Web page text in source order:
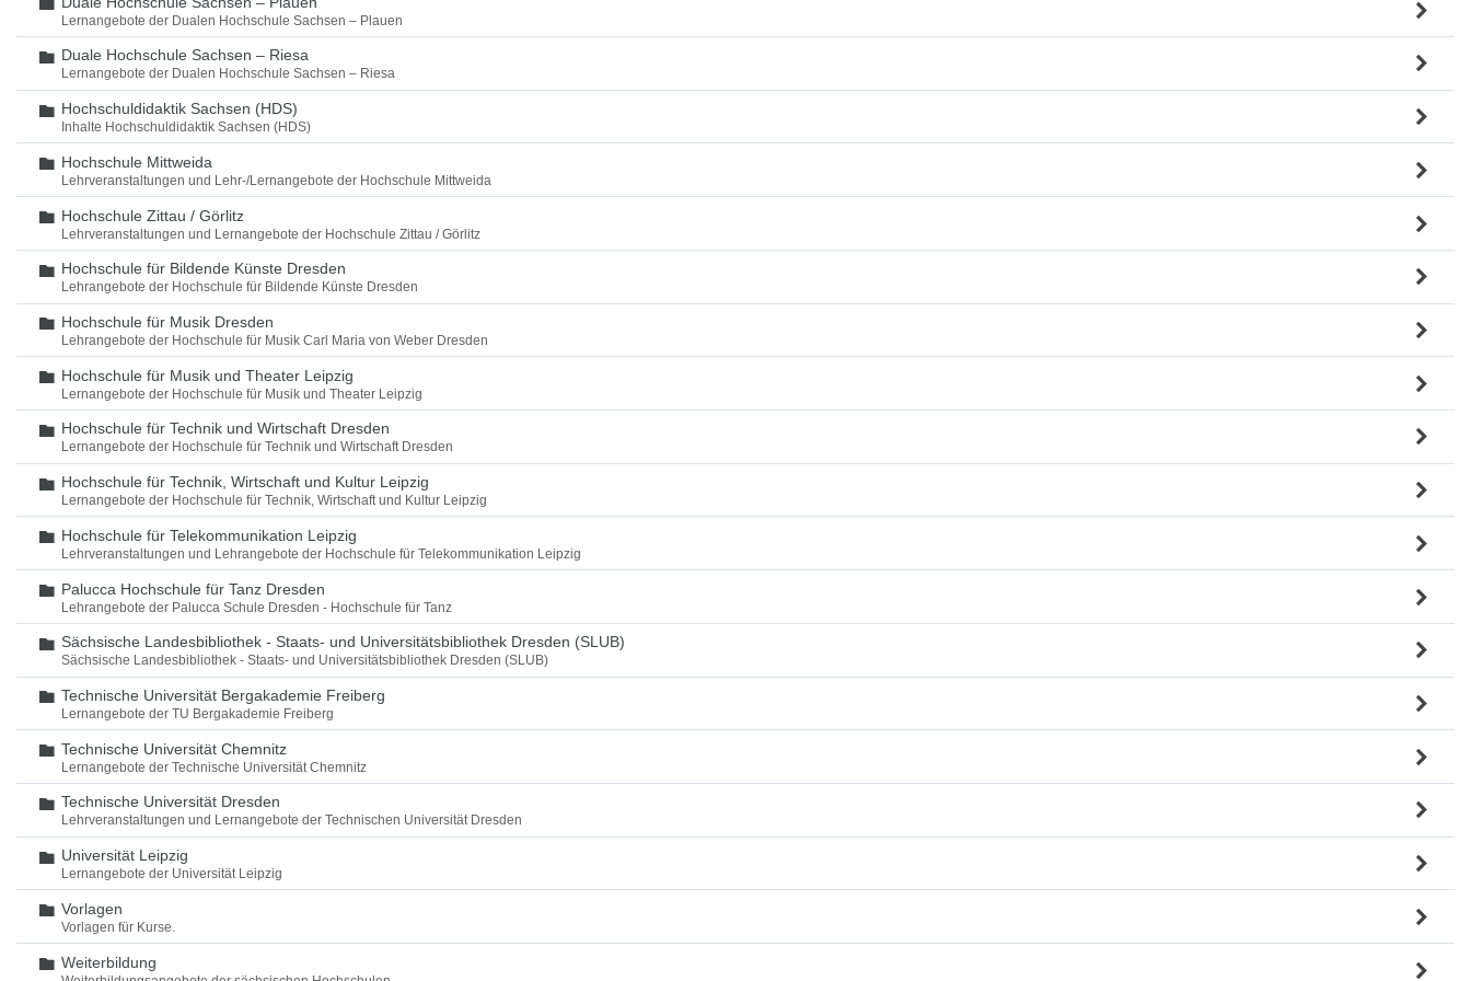
Lernangebote der Dualen Hochschule Sachsen – Plauen
Ordner
Duale Hochschule Sachsen – Riesa
Lernangebote der Dualen Hochschule Sachsen – Riesa
Ordner
Hochschuldidaktik Sachsen (HDS)
Inhalte Hochschuldidaktik Sachsen (HDS)
Ordner
Hochschule Mittweida
Lehrveranstaltungen und Lehr-/Lernangebote der Hochschule Mittweida
Ordner
Hochschule Zittau / Görlitz
Lehrveranstaltungen und Lernangebote der Hochschule Zittau / Görlitz
Ordner
Hochschule für Bildende Künste Dresden
Lehrangebote der Hochschule für Bildende Künste Dresden
Ordner
Hochschule für Musik Dresden
Lehrangebote der Hochschule für Musik Carl Maria von Weber Dresden
Ordner
Hochschule für Musik und Theater Leipzig
Lernangebote der Hochschule für Musik und Theater Leipzig
Ordner
Hochschule für Technik und Wirtschaft Dresden
Lernangebote der Hochschule für Technik und Wirtschaft Dresden
Ordner
Hochschule für Technik, Wirtschaft und Kultur Leipzig
Lernangebote der Hochschule für Technik, Wirtschaft und Kultur Leipzig
Ordner
Hochschule für Telekommunikation Leipzig
Lehrveranstaltungen und Lehrangebote der Hochschule für Telekommunikation Leipzig
Ordner
Palucca Hochschule für Tanz Dresden
Lehrangebote der Palucca Schule Dresden - Hochschule für Tanz
Ordner
Sächsische Landesbibliothek - Staats- und Universitätsbibliothek Dresden (SLUB)
Sächsische Landesbibliothek - Staats- und Universitätsbibliothek Dresden (SLUB)
Ordner
Technische Universität Bergakademie Freiberg
Lernangebote der TU Bergakademie Freiberg
Ordner
Technische Universität Chemnitz
Lernangebote der Technische Universität Chemnitz
Ordner
Technische Universität Dresden
Lehrveranstaltungen und Lernangebote der Technischen Universität Dresden
Ordner
Universität Leipzig
Lernangebote der Universität Leipzig
Ordner
Vorlagen
Vorlagen für Kurse.
Ordner
Weiterbildung